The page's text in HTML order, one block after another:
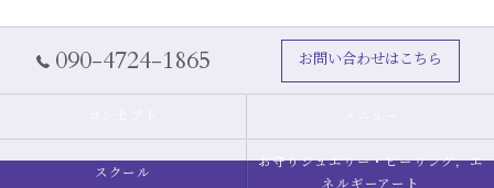
090-4724-1865 お問い合わせはこちら
スクール
お守りジュエリー・ヒーリング，エ
ネルギーアート